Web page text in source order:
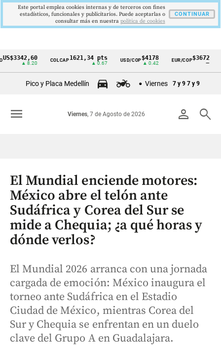
Cintillo
Colombia
▲ 8.20
COLCAP1621,34 pts
▲ 0.67
USD/COP$4178
▲ 0.42
EUR/COP$3672
Pico y Placa Medellín Viernes 7 y 9 7 y 9
person search
Viernes, 7 de Agosto de 2026
menu
El Mundial enciende motores:
México abre el telón ante
Sudáfrica y Corea del Sur se
mide a Chequia; ¿a qué horas y
dónde verlos?
El Mundial 2026 arranca con una jornada
cargada de emoción: México inaugura el
torneo ante Sudáfrica en el Estadio
Ciudad de México, mientras Corea del
Sur y Chequia se enfrentan en un duelo
clave del Grupo A en Guadalajara.
Este portal emplea cookies internas y de terceros con fines
estadísticos, funcionales y publicitarios. Puede aceptarlas o
consultar más en nuestra politica de cookies
CONTINUAR